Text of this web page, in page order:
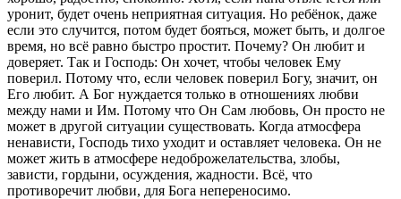
уронит, будет очень неприятная ситуация. Но ребёнок, даже
если это случится, потом будет бояться, может быть, и долгое
время, но всё равно быстро простит. Почему? Он любит и
доверяет. Так и Господь: Он хочет, чтобы человек Ему
поверил. Потому что, если человек поверил Богу, значит, он
Его любит. А Бог нуждается только в отношениях любви
между нами и Им. Потому что Он Сам любовь, Он просто не
может в другой ситуации существовать. Когда атмосфера
ненависти, Господь тихо уходит и оставляет человека. Он не
может жить в атмосфере недоброжелательства, злобы,
зависти, гордыни, осуждения, жадности. Всё, что
противоречит любви, для Бога непереносимо.